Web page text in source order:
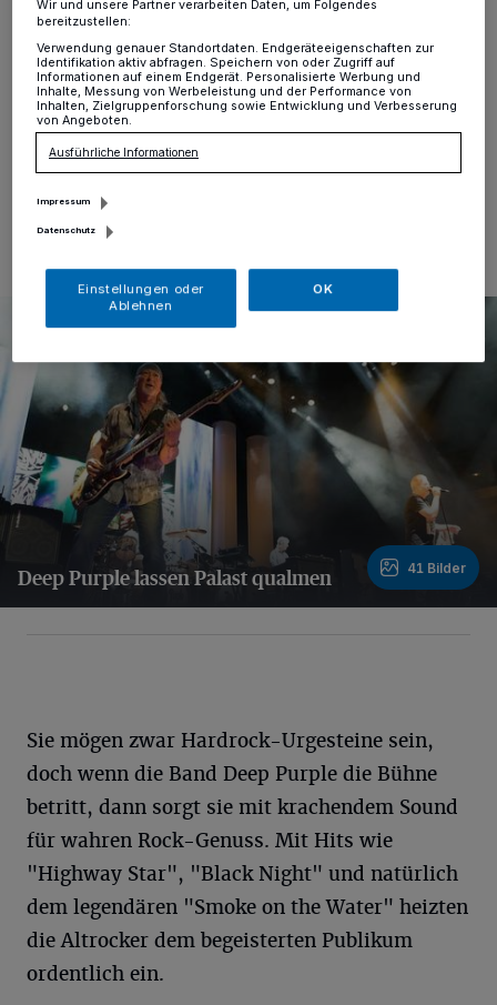
Krefeld·Mit Vollgas und keiner Spur des
fortgeschrittenen Alters rockten Deep Purple am
Samstag Abend den Krefelder König Palast.
24.07.2016 , 08:38 Uhr
Deep Purple lassen Palast qualmen 41 Bilder
Sie mögen zwar Hardrock-Urgesteine sein,
doch wenn die Band Deep Purple die Bühne
betritt, dann sorgt sie mit krachendem Sound
für wahren Rock-Genuss. Mit Hits wie
"Highway Star", "Black Night" und natürlich
dem legendären "Smoke on the Water" heizten
die Altrocker dem begeisterten Publikum
ordentlich ein.
Wir und unsere Partner verarbeiten Daten, um Folgendes
bereitzustellen:
Verwendung genauer Standortdaten. Endgeräteeigenschaften zur
Identifikation aktiv abfragen. Speichern von oder Zugriff auf
Informationen auf einem Endgerät. Personalisierte Werbung und
Inhalte, Messung von Werbeleistung und der Performance von
Inhalten, Zielgruppenforschung sowie Entwicklung und Verbesserung
von Angeboten.
Ausführliche Informationen
Impressum
Datenschutz
Einstellungen oder
Ablehnen
OK